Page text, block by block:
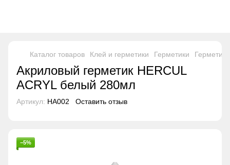
Каталог товаров Клей и герметики Герметики
Акриловый герметик HERCUL
ACRYL белый 280мл
Артикул: HA002 Оставить отзыв
−5%